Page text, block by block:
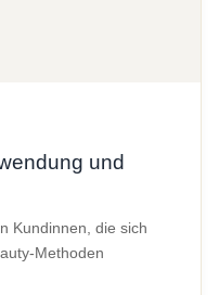
und
Kundinnen, die sich
Methoden